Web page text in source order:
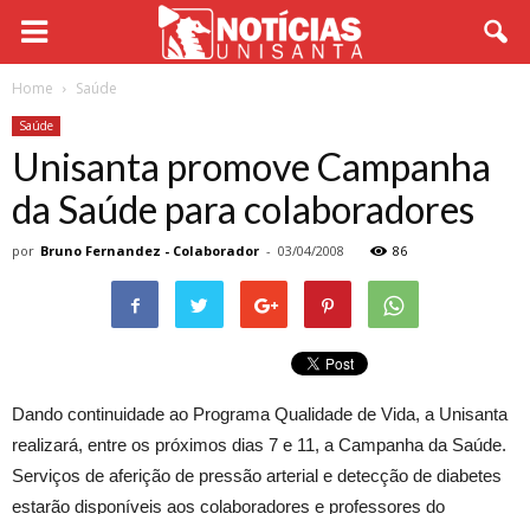
Home Saúde
Saúde
Unisanta promove Campanha
da Saúde para colaboradores
por Bruno Fernandez - Colaborador - 03/04/2008 86
Dando continuidade ao Programa Qualidade de Vida, a Unisanta
realizará, entre os próximos dias 7 e 11, a Campanha da Saúde.
Serviços de aferição de pressão arterial e detecção de diabetes
estarão disponíveis aos colaboradores e professores do